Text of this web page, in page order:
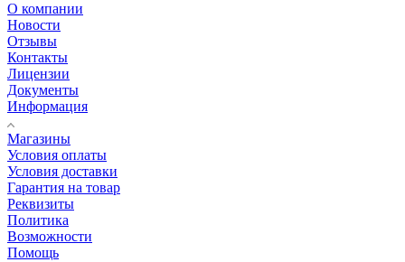
О компании
Новости
Отзывы
Контакты
Лицензии
Документы
Информация
Магазины
Условия оплаты
Условия доставки
Гарантия на товар
Реквизиты
Политика
Возможности
Помощь